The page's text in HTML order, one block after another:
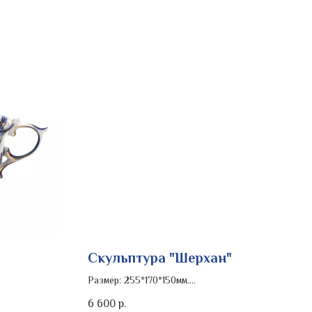
Скульптура "Шерхан"
Размер: 255*170*150мм.
6 600 р.